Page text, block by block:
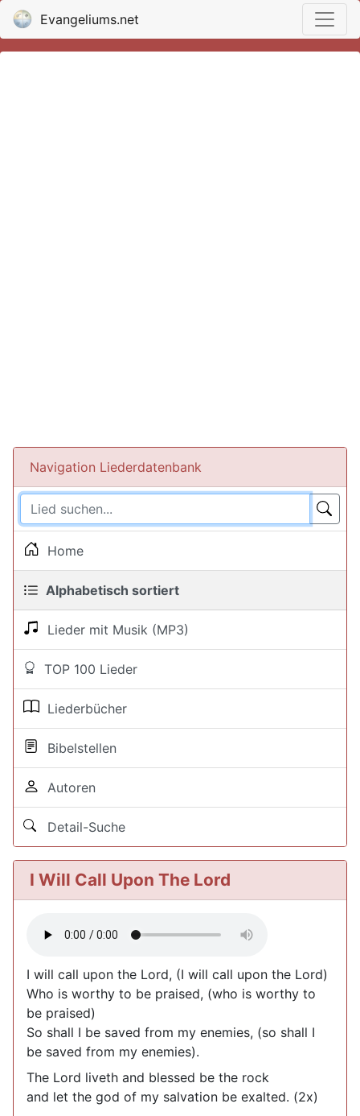
Evangeliums.net
Navigation Liederdatenbank
Home
Alphabetisch sortiert
Lieder mit Musik (MP3)
TOP 100 Lieder
Liederbücher
Bibelstellen
Autoren
Detail-Suche
I Will Call Upon The Lord
I will call upon the Lord, (I will call upon the Lord)
Who is worthy to be praised, (who is worthy to
be praised)
So shall I be saved from my enemies, (so shall I
be saved from my enemies).
The Lord liveth and blessed be the rock
and let the god of my salvation be exalted. (2x)